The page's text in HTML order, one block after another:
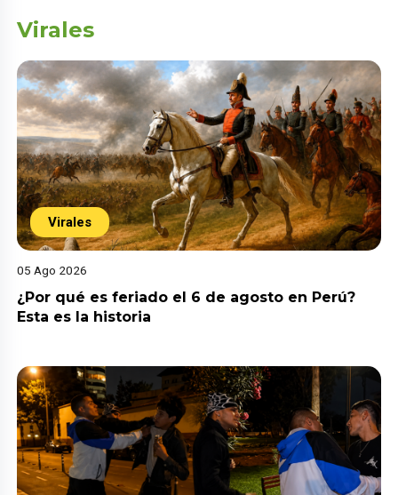
Virales
Virales
05 Ago 2026
¿Por qué es feriado el 6 de agosto en Perú?
Esta es la historia